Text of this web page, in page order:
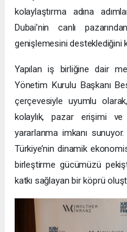
kolaylaştırma adına
Dubai’nin canlı
genişlemesini desteklediğini
Yapılan iş birliğine dair
Yönetim Kurulu Başkanı
çerçevesiyle uyumlu
kolaylık, pazar erişimi ve
yararlanma imkanı sunuyor.
Türkiye’nin dinamik
birleştirme gücümüzü
katkı sağlayan bir köprü